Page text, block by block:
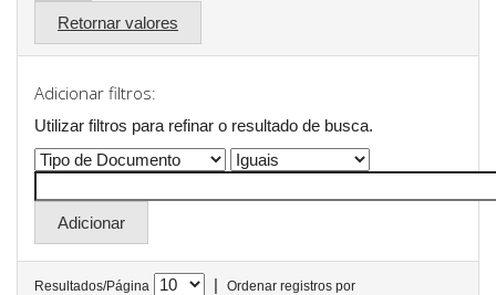
Retornar valores
Adicionar filtros:
Utilizar filtros para refinar o resultado de busca.
Resultados/Página |
Ordenar registros por